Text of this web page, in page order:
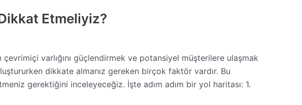
Etmeliyiz?
varlığını güçlendirmek ve potansiyel müşterilere ulaşmak
dikkate almanız gereken birçok faktör vardır. Bu
gerektiğini inceleyeceğiz. İşte adım adım bir yol haritası: 1.